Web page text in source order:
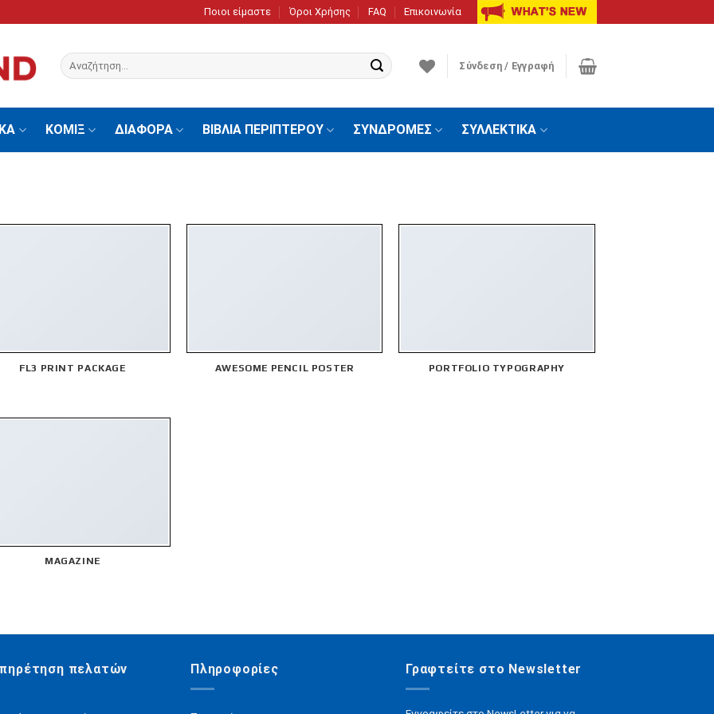
Ποιοι είμαστε Όροι Χρήσης FAQ Επικοινωνία
Αναζήτηση
για:
Σύνδεση / Εγγραφή
ΚΟΜΙΞ ΔΙΑΦΟΡΑ ΒΙΒΛΙΑ ΠΕΡΙΠΤΕΡΟΥ ΣΥΝΔΡΟΜΕΣ ΣΥΛΛΕΚΤΙΚΑ
FL3 PRINT PACKAGE AWESOME PENCIL POSTER PORTFOLIO TYPOGRAPHY
MAGAZINE
πελατών Πληροφορίες Γραφτείτε στο Newsletter